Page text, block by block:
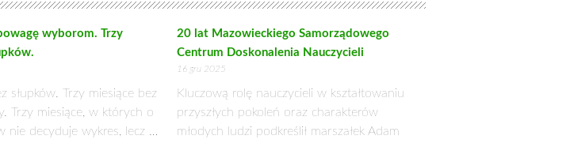
wyborom. Trzy
słupków. Trzy miesiące bez
Trzy miesiące, w których o
nie decyduje wykres, lecz …
20 lat Mazowieckiego Samorządowego
Centrum Doskonalenia Nauczycieli
16 gru 2025
Kluczową rolę nauczycieli w kształtowaniu
przyszłych pokoleń oraz charakterów
młodych ludzi podkreślił marszałek Adam